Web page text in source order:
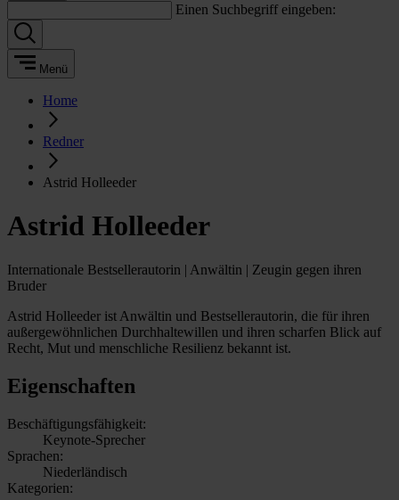
Einen Suchbegriff eingeben:
Menü
Home
Redner
Astrid Holleeder
Astrid Holleeder
Internationale Bestsellerautorin | Anwältin | Zeugin gegen ihren
Bruder
Astrid Holleeder ist Anwältin und Bestsellerautorin, die für ihren
außergewöhnlichen Durchhaltewillen und ihren scharfen Blick auf
Recht, Mut und menschliche Resilienz bekannt ist.
Eigenschaften
Beschäftigungsfähigkeit:
Keynote-Sprecher
Sprachen:
Niederländisch
Kategorien: